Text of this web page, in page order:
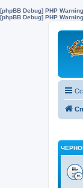
[phpBB Debug] PHP Warning
[phpBB Debug] PHP Warning